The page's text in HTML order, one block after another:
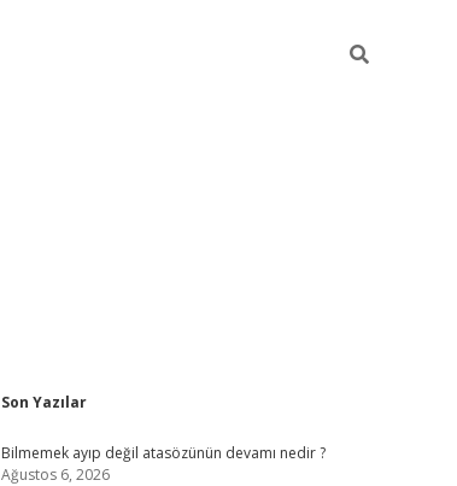
Sidebar
Son Yazılar
Bilmemek ayıp değil atasözünün devamı nedir ?
Ağustos 6, 2026